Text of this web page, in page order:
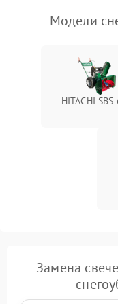
Повреждение троса
Неисправность
регулировки высоты
Модели
HITACHI SBS
Замена